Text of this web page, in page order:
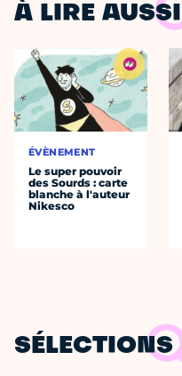
À LIRE AUSSI
ÉVÈNEMENT
Le super pouvoir
des Sourds : carte
blanche à l'auteur
Nikesco
SÉLECTIONS